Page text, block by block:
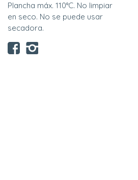
Plancha máx. 110°C. No limpiar
en seco. No se puede usar
secadora.